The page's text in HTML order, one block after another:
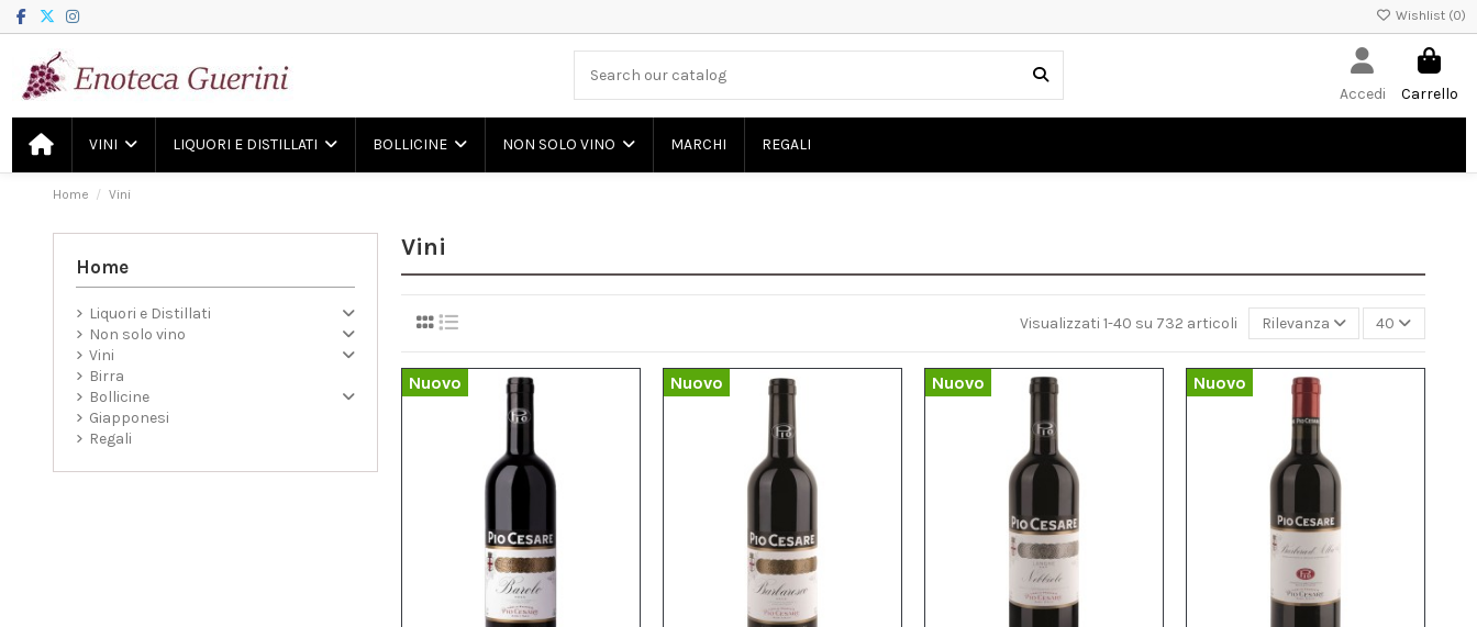
Wishlist (0)
Accedi Carrello
VINI LIQUORI E DISTILLATI BOLLICINE NON SOLO VINO MARCHI REGALI
Home Vini
Vini
Visualizzati 1-40 su 732 articoli Rilevanza 40
Nuovo Nuovo Nuovo Nuovo
Home
Liquori e Distillati
Non solo vino
Vini
Birra
Bollicine
Giapponesi
Regali